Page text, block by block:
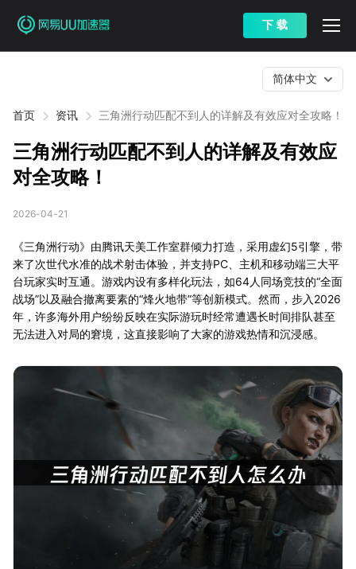
下 载
首页 资讯 三角洲行动匹配不到人的详解及有效应对全攻略！
简体中文
三角洲行动匹配不到人的详解及有效应
对全攻略！
2026-04-21
《三角洲行动》由腾讯天美工作室群倾力打造，采用虚幻5引擎，带
来了次世代水准的战术射击体验，并支持PC、主机和移动端三大平
台玩家实时互通。游戏内设有多样化玩法，如64人同场竞技的“全面
战场”以及融合撤离要素的“烽火地带”等创新模式。然而，步入2026
年，许多海外用户纷纷反映在实际游玩时经常遭遇长时间排队甚至
无法进入对局的窘境，这直接影响了大家的游戏热情和沉浸感。